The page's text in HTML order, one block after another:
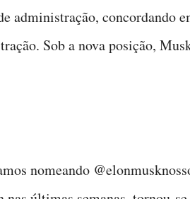
administração, concordando
Sob a nova posição,
nomeando